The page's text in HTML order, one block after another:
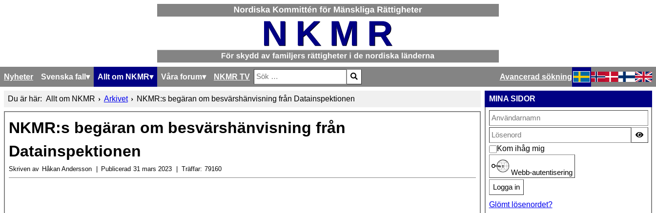
Nyheter Svenska fall Allt om NKMR Våra forum NKMR TV
Sök
Type 2 or more characters for results.
Avancerad sökning
Välj ditt språk
Du är här: Allt om NKMR Arkivet NKMR:s begäran om besvärshänvisning från Datainspektionen
NKMR:s begäran om besvärshänvisning från
Datainspektionen
Skriven av Håkan Andersson Publicerad 31 mars 2023 Träffar: 79160
MINA SIDOR
Kom ihåg mig
Webb-autentisering
Logga in
Glömt lösenordet?